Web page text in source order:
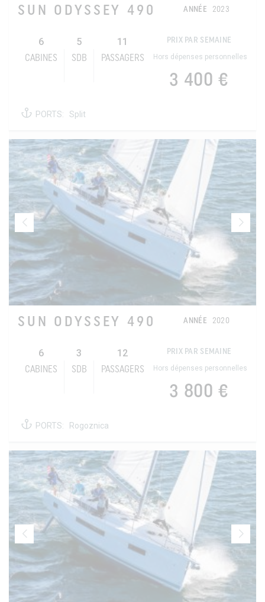
SUN ODYSSEY 490 ANNÉE 2023
6
CABINES
5
SDB
11
PASSAGERS
PRIX PAR SEMAINE
Hors dépenses personnelles
3 400 €
PORTS: Split
SUN ODYSSEY 490 ANNÉE 2020
6
CABINES
3
SDB
12
PASSAGERS
PRIX PAR SEMAINE
Hors dépenses personnelles
3 800 €
PORTS: Rogoznica